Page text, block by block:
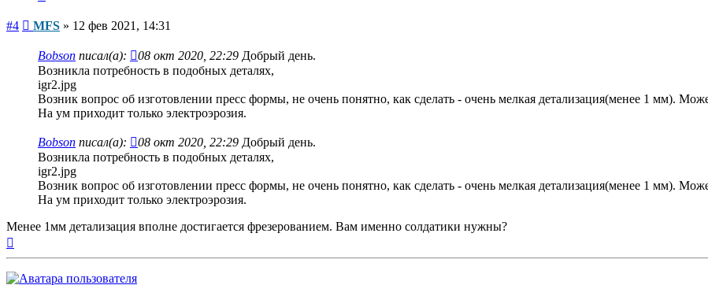
#4 Сообщение
MFS » 12 фев 2021, 14:31
Bobson писал(а): 08 окт 2020, 22:29 Добрый день.
Возникла потребность в подобных деталях,
igr2.jpg
Возник вопрос об изготовлении пресс формы, не очень понятно, как сделать - очень мелкая детализация(менее 1 мм).
На ум приходит только электроэрозия.
Bobson писал(а): 08 окт 2020, 22:29 Добрый день.
Возникла потребность в подобных деталях,
igr2.jpg
Возник вопрос об изготовлении пресс формы, не очень понятно, как сделать - очень мелкая детализация(менее 1 мм).
На ум приходит только электроэрозия.
Менее 1мм детализация вполне достигается фрезерованием. Вам именно солдатики нужны?